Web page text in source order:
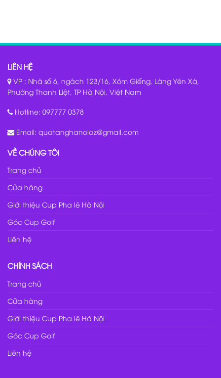
LIÊN HỆ
VP : Nhà số 6, ngách 123/16, Xóm Giếng, Làng Yên Xá,
Phường Thanh Liệt, TP Hà Nội, Việt Nam
Hotline: 097777 0378
Email: quatanghanoiaz@gmail.com
VỀ CHÚNG TÔI
Trang chủ
Cửa hàng
Giới thiệu Cup Pha lê Hà Nội
Góc Cup Golf
Liên hệ
CHÍNH SÁCH
Trang chủ
Cửa hàng
Giới thiệu Cup Pha lê Hà Nội
Góc Cup Golf
Liên hệ